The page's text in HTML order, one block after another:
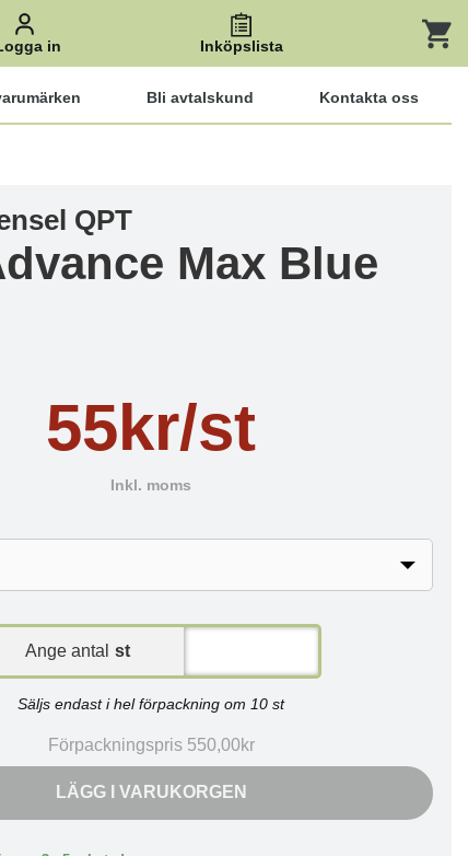
in Inköpslista
Bli avtalskund Kontakta oss
QPT
Max Blue
55kr/st
Inkl. moms
Ange antal st
Säljs endast i hel förpackning om 10 st
Förpackningspris 550,00kr
LÄGG I VARUKORGEN